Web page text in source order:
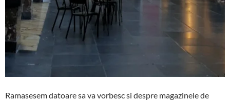
Ramasesem datoare sa va vorbesc si despre magazinele de